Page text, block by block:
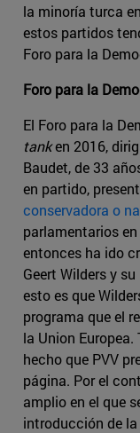
la minoría turca
estos partidos
Foro para la
Foro para la
El Foro para la
tanken 2016,
Baudet, de 33
en partido,
conservadora o
parlamentarios
entonces ha ido
Geert Wilders y
esto es que
programa que el
la Union
hecho que PVV
página. Por el
amplio en el que
introducción de